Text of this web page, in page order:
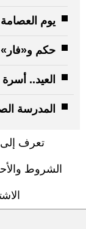
يوم العصامة
حكم
العيد.. أسرة
المدرسة
تعرف إلى
الشروط